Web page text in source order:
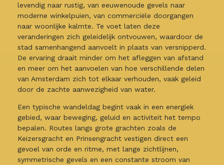
levendig naar rustig, van eeuwenoude gevels naar
moderne winkelpuien, van commerciële doorgangen
naar woonlijke kalmte. Te voet laten deze
veranderingen zich geleidelijk ontvouwen, waardoor de
stad samenhangend aanvoelt in plaats van versnipperd.
De ervaring draait minder om het afleggen van afstand
en meer om het aanvoelen van hoe verschillende delen
van Amsterdam zich tot elkaar verhouden, vaak geleid
door de zachte aanwezigheid van water.
Een typische wandeldag begint vaak in een energiek
gebied, waar beweging, geluid en activiteit het tempo
bepalen. Routes langs grote grachten zoals de
Keizersgracht en Prinsengracht vestigen direct een
gevoel van orde en ritme, met lange zichtlijnen,
symmetrische gevels en een constante stroom van